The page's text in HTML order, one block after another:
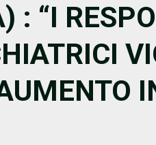
: “I